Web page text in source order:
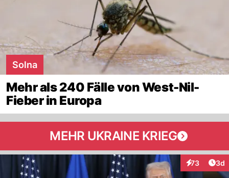
Solna
Mehr als 240 Fälle von West-Nil-
Fieber in Europa
MEHR UKRAINE KRIEG
73
Interaktionen
3d